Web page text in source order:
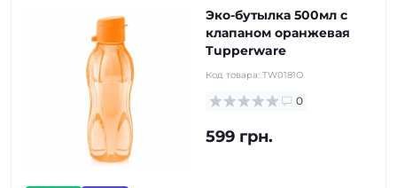
Эко-бутылка 500мл с
клапаном оранжевая
Tupperware
Код товара: TW0181O
0
599 грн.